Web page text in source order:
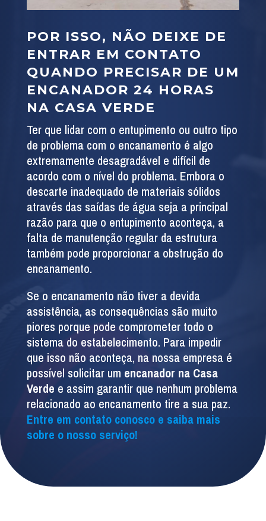
POR ISSO, NÃO DEIXE DE
ENTRAR EM CONTATO
QUANDO PRECISAR DE UM
ENCANADOR 24 HORAS
NA CASA VERDE
Ter que lidar com o entupimento ou outro tipo
de problema com o encanamento é algo
extremamente desagradável e difícil de
acordo com o nível do problema. Embora o
descarte inadequado de materiais sólidos
através das saídas de água seja a principal
razão para que o entupimento aconteça, a
falta de manutenção regular da estrutura
também pode proporcionar a obstrução do
encanamento.
Se o encanamento não tiver a devida
assistência, as consequências são muito
piores porque pode comprometer todo o
sistema do estabelecimento. Para impedir
que isso não aconteça, na nossa empresa é
possível solicitar um encanador na Casa
Verde e assim garantir que nenhum problema
relacionado ao encanamento tire a sua paz.
Entre em contato conosco e saiba mais
sobre o nosso serviço!